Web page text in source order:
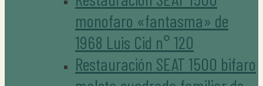
monofaro «fantasma» de
1968 Luis Cid n° 120
Restauración SEAT 1500 bifaro